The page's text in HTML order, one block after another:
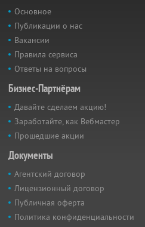
Основное
Публикации о нас
Вакансии
Правила сервиса
Ответы на вопросы
Бизнес-Партнёрам
Давайте сделаем акцию!
Заработайте, как Вебмастер
Прошедшие акции
Документы
Агентский договор
Лицензионный договор
Публичная оферта
Политика конфиденциальности